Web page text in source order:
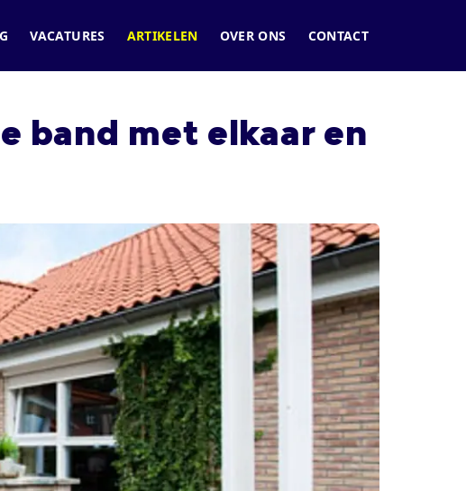
VACATURES ARTIKELEN OVER ONS CONTACT
band met elkaar en